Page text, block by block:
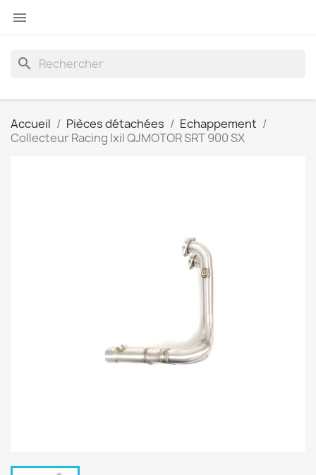

search
Accueil Pièces détachées
Echappement
Collecteur Racing Ixil QJMOTOR SRT 900 SX